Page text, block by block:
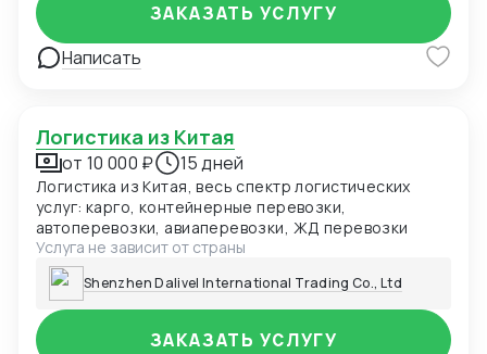
Написать
ЗАКАЗАТЬ УСЛУГУ
Логистика из Китая
от 10 000 ₽ 15 дней
Логистика из Китая, весь спектр логистических
услуг: карго, контейнерные перевозки,
автоперевозки, авиаперевозки, ЖД перевозки
Услуга не зависит от страны
Shenzhen Dalivel International Trading Co., Ltd
ЗАКАЗАТЬ УСЛУГУ